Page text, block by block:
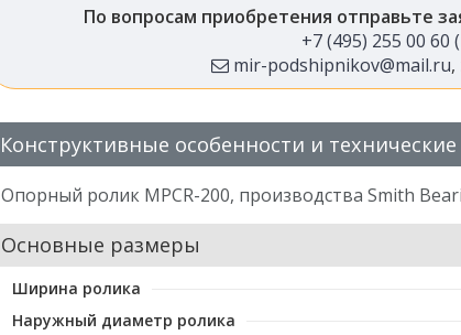
По вопросам приобретения отправьте
+7 (495) 255 00
mir-podshipnikov@mail.ru,
Конструктивные особенности и
Опорный ролик MPCR-200, производства Smith
Основные размеры
Ширина ролика
Наружный диаметр ролика